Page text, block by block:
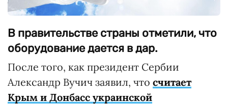
В правительстве страны отметили, что
оборудование дается в дар.
После того, как президент Сербии
Александр Вучич заявил, что считает
Крым и Донбасс украинской